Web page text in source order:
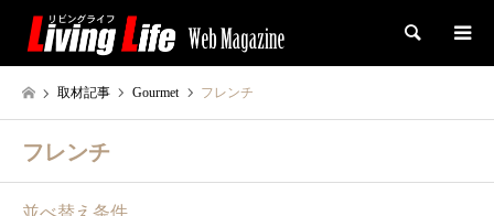
検索
取材記事 Gourmet フレンチ
フレンチ
並べ替え条件